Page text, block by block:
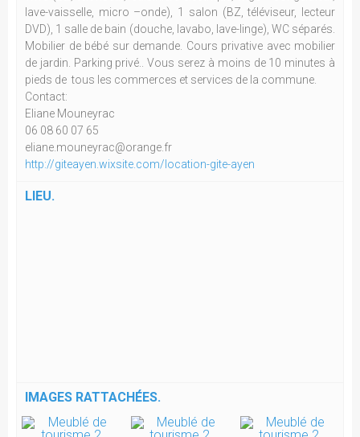
lave-vaisselle, micro –onde), 1 salon (BZ, téléviseur, lecteur
DVD), 1 salle de bain (douche, lavabo, lave-linge), WC séparés.
Mobilier de bébé sur demande. Cours privative avec mobilier
de jardin. Parking privé.. Vous serez à moins de 10 minutes à
pieds de tous les commerces et services de la commune.
Contact:
Eliane Mouneyrac
06 08 60 07 65
eliane.mouneyrac@orange.fr
http://giteayen.wixsite.com/location-gite-ayen
LIEU.
IMAGES RATTACHÉES.